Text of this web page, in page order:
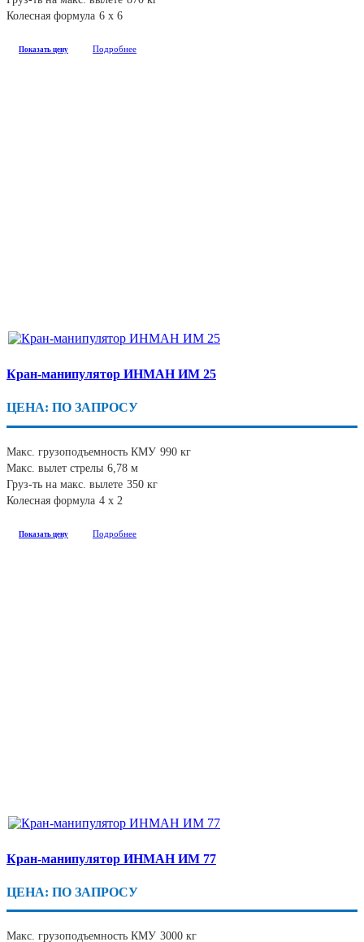
Колесная формула 6 х 6
Показать цену Подробнее
Кран-манипулятор ИНМАН ИМ 25
ЦЕНА: ПО ЗАПРОСУ
Макс. грузоподъемность КМУ 990 кг
Макс. вылет стрелы 6,78 м
Груз-ть на макс. вылете 350 кг
Колесная формула 4 х 2
Показать цену Подробнее
Кран-манипулятор ИНМАН ИМ 77
ЦЕНА: ПО ЗАПРОСУ
Макс. грузоподъемность КМУ 3000 кг